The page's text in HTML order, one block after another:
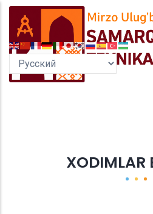
Перейти
основному
содержанию
XODIMLAR